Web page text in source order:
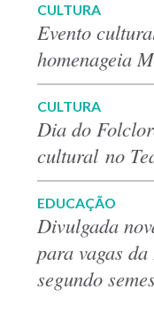
CULTURA
Evento
homenageia
CULTURA
Dia do
cultural no
EDUCAÇÃO
Divulgada
para vagas
segundo